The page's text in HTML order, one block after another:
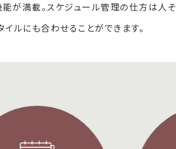
が満載。スケジュール管理の仕方は人そ
ルにも合わせることができます。